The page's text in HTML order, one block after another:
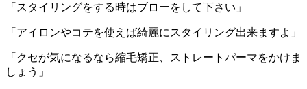
「スタイリングをする時はブローをして下さい」
「アイロンやコテを使えば綺麗にスタイリング出来ますよ」
「クセが気になるなら縮毛矯正、ストレートパーマをかけま
しょう」